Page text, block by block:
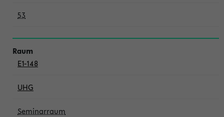
53
E1-148
UHG
Seminarraum